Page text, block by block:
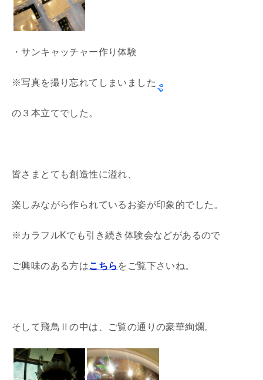
・サンキャッチャー作り体験
※写真を撮り忘れてしまいました
の３本立てでした。
皆さまとても創造性に溢れ、
楽しみながら作られているお姿が印象的でした。
※カラフルKでも引き続き体験会などがあるので
ご興味のある方はこちら をご覧下さいね。
そして飛鳥Ⅱの中は、ご覧の通りの豪華絢爛。